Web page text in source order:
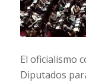
El oficialismo
Diputados